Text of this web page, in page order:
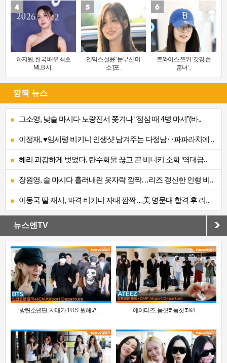
하지원, 한국 배우 최초
MLB 시..
엔믹스 설윤 ‘눈부신 미
소’[포..
트와이스 쯔위 ‘갓경 쓴
훈녀’..
깜짝 뉴스
고소영, 낮술 마시다 노량진서 쫓겨나 “점심 때 4병 마셔”(바..
이정재, ♥임세령 비키니 인생샷 남겨주는 다정남‥파파라치에 ..
혜리 과감하게 벗었다, 탄수화물 끊고 끈 비니키 소화 ‘역대급..
장원영, 술 마시다 흘러내린 옷자락 깜짝…리즈 갱신한 인형 비..
이동국 딸 재시, 파격 비키니 자태 깜짝…美 명문대 합격 후 리..
뉴스엔TV
방탄소년단, 시대가 ‘BTS’ 원해🎵 .. 에이티즈, 둠칫❣️ 둠칫❣&#..